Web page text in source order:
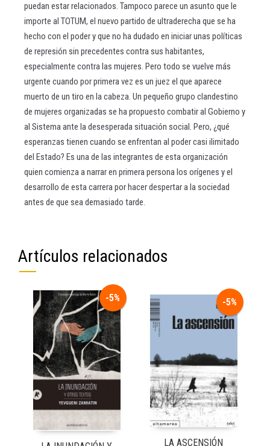
puedan estar relacionados. Tampoco parece un asunto que le
importe al TOTUM, el nuevo partido de ultraderecha que se ha
hecho con el poder y que no ha dudado en iniciar unas políticas
de represión sin precedentes contra sus habitantes,
especialmente contra las mujeres. Pero todo se vuelve más
urgente cuando por primera vez es un juez el que aparece
muerto de un tiro en la cabeza. Un pequeño grupo clandestino
de mujeres organizadas se ha propuesto combatir al Gobierno y
al Sistema ante la desesperada situación social. Pero, ¿qué
esperanzas tienen cuando se enfrentan al poder casi ilimitado
del Estado? Es una de las integrantes de esta organización
quien comienza a narrar en primera persona los orígenes y el
desarrollo de esta carrera por hacer despertar a la sociedad
antes de que sea demasiado tarde.
Artículos relacionados
-5% -5%
LA ASCENSIÓN